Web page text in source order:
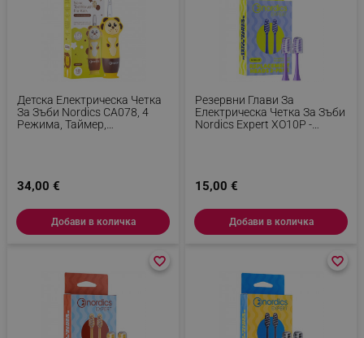
Детска Електрическа Четка
За Зъби Nordics CA078, 4
Режима, Таймер,
34,00 €
Добави в количка
Резервни Глави За
Електрическа Четка За Зъби
Nordics Expert XO10P -
15,00 €
Добави в количка
favorite_border
favorite_border favorite_border
favorite_border